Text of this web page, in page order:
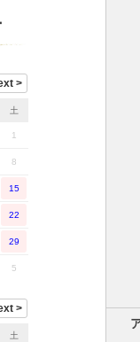
土
1
8
15
22
29
5
土